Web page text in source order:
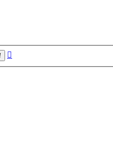
Rechercher